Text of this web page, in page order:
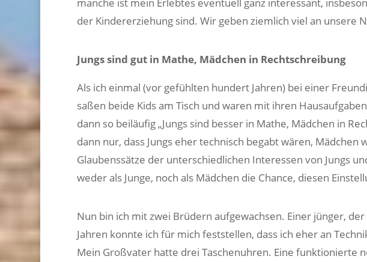
der Kindererziehung sind. Wir geben ziemlich viel an unsere
Jungs sind gut in Mathe, Mädchen in Rechtschreibung
Als ich einmal (vor gefühlten hundert Jahren) bei einer
saßen beide Kids am Tisch und waren mit ihren
dann so beiläufig „Jungs sind besser in Mathe, Mädchen in
dann nur, dass Jungs eher technisch begabt wären,
Glaubenssätze der unterschiedlichen Interessen von Jungs
weder als Junge, noch als Mädchen die Chance, diesen
Nun bin ich mit zwei Brüdern aufgewachsen. Einer jünger,
Jahren konnte ich für mich feststellen, dass ich eher an
Mein Großvater hatte drei Taschenuhren. Eine funktionierte